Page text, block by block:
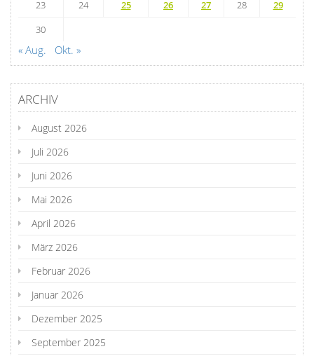
23 24 25 26 27 28
29
30
« Aug. Okt. »
ARCHIV
August 2026
Juli 2026
Juni 2026
Mai 2026
April 2026
März 2026
Februar 2026
Januar 2026
Dezember 2025
September 2025